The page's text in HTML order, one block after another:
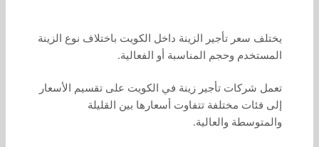
يختلف سعر تأجير الزينة داخل الكويت باختلاف نوع الزينة
المستخدم وحجم المناسبة أو الفعالية.
تعمل شركات تأجير زينة في الكويت على تقسيم الأسعار
إلى فئات مختلفة تتفاوت أسعارها بين القليلة
والمتوسطة والعالية.